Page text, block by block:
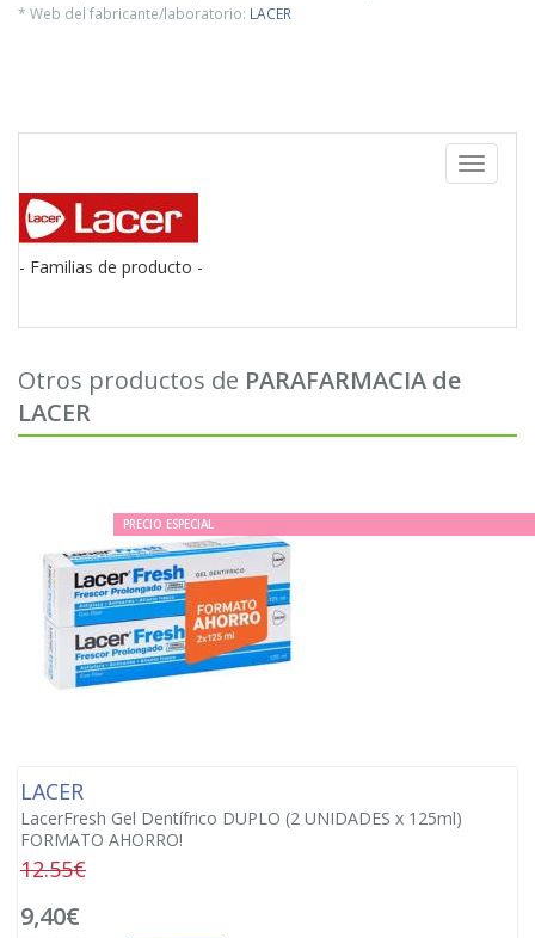
* Web del fabricante/laboratorio: LACER
Toggle
- Familias de producto -
Otros productos de PARAFARMACIA de
LACER
PRECIO ESPECIAL
LACER
LacerFresh Gel Dentífrico DUPLO (2 UNIDADES x 125ml)
FORMATO AHORRO!
12.55€
9,40€